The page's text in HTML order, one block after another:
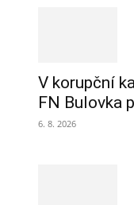
V korupční
FN Bulovka
6. 8. 2026